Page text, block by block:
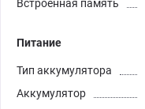
Встроенная память
Питание
Тип аккумулятора
Аккумулятор